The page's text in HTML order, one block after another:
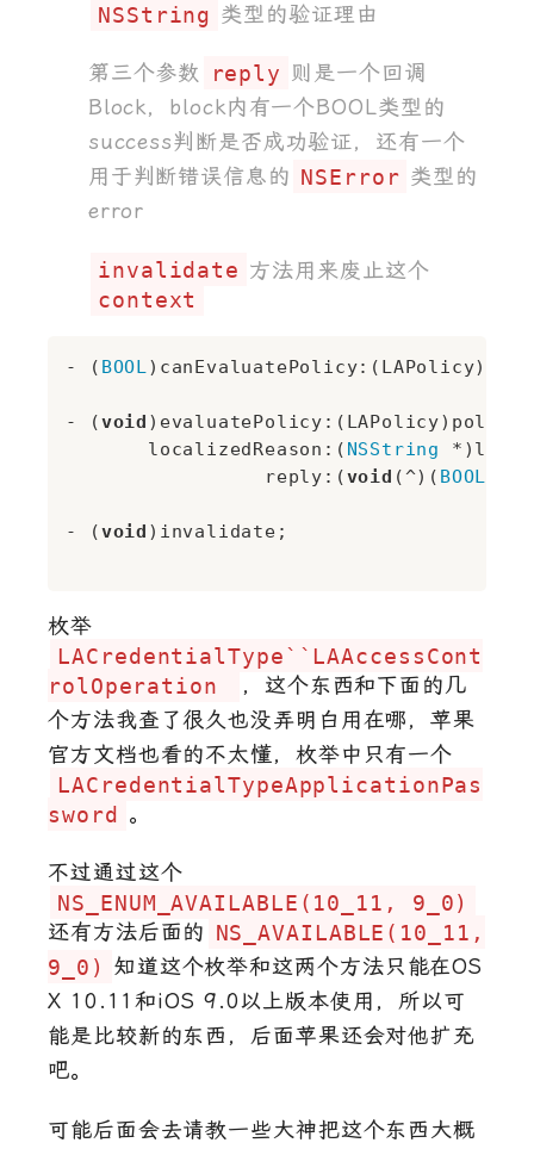
NSString 类型的验证理由
第三个参数 reply 则是一个回调
Block，block内有一个BOOL类型的
success判断是否成功验证，还有一个
用于判断错误信息的 NSError 类型的
error
invalidate 方法用来废止这个
context
- ( BOOL
- (void )evaluatePolicy:(LAPolicy)policy
       localizedReason:(
NSString
                 reply:(
void (^)( BOOL
- (void )invalidate;
枚举
LACredentialType``LAAccessCont
rolOperation
，这个东西和下面的几
个方法我查了很久也没弄明白用在哪，苹果
官方文档也看的不太懂，枚举中只有一个
LACredentialTypeApplicationPas
sword 。
不过通过这个
NS_ENUM_AVAILABLE(10_11, 9_0)
还有方法后面的 NS_AVAILABLE(10_11,
9_0)
知道这个枚举和这两个方法只能在OS
X 10.11和iOS 9.0以上版本使用，所以可
能是比较新的东西，后面苹果还会对他扩充
吧。
可能后面会去请教一些大神把这个东西大概